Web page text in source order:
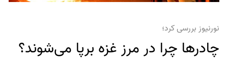
نورنیوز بررسی کرد؛
چادرها چرا در مرز غزه برپا می‌شوند؟